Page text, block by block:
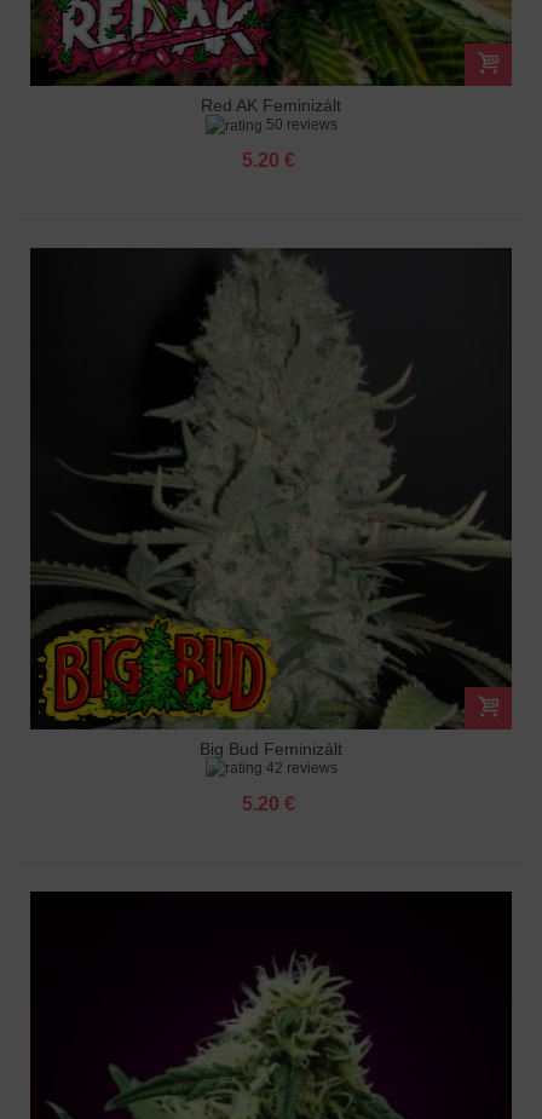
Red AK Feminizált
50 reviews
5.20 €
Big Bud Feminizált
42 reviews
5.20 €